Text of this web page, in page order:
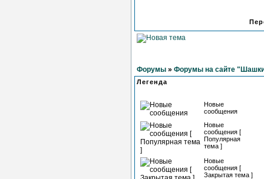
Форумы » Форумы на сайте
Легенда
Новые
сообщения
Новые
сообщения [
Популярная
тема ]
Новые
сообщения [
Закрытая тема ]